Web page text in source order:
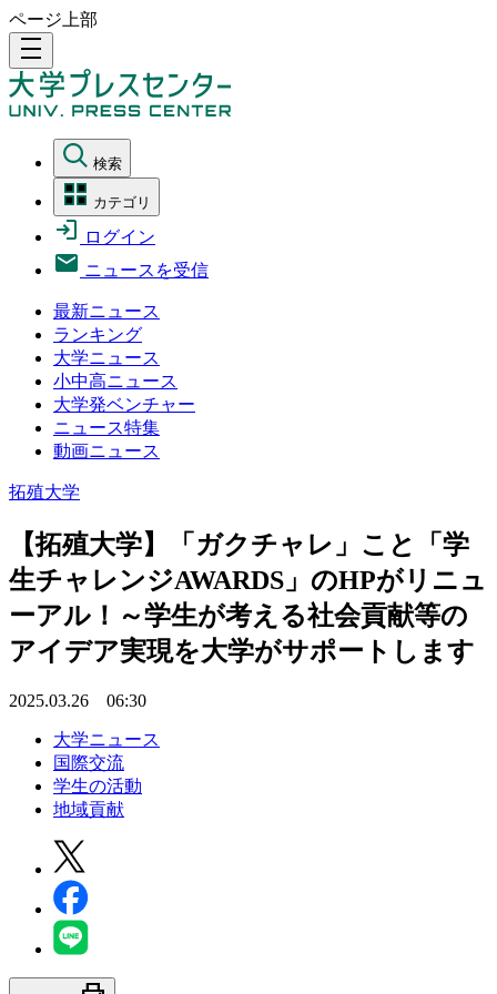
ページ上部
density_medium
検索
カテゴリ
ログイン
ニュースを受信
最新ニュース
ランキング
大学ニュース
小中高ニュース
大学発ベンチャー
ニュース特集
動画ニュース
拓殖大学
【拓殖大学】「ガクチャレ」こと「学
生チャレンジAWARDS」のHPがリニュ
ーアル！～学生が考える社会貢献等の
アイデア実現を大学がサポートします
2025.03.26 06:30
大学ニュース
国際交流
学生の活動
地域貢献